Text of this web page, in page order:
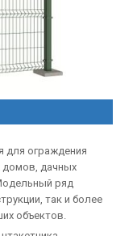
для ограждения
домов, дачных
ряд
так и более
объектов.